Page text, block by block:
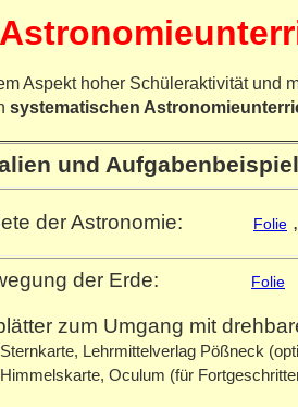
Aspekt hoher Schüleraktivität und
systematischen
und
der Astronomie: Folie ,
der Erde: Folie
zum Umgang mit
Lehrmittelverlag Pößneck
Oculum (für